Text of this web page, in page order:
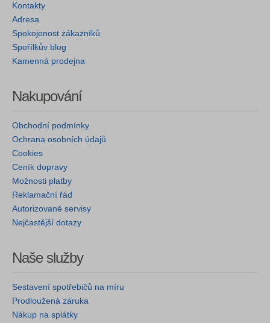
Kontakty
Adresa
Spokojenost zákazníků
Spořílkův blog
Kamenná prodejna
Nakupování
Obchodní podmínky
Ochrana osobních údajů
Cookies
Ceník dopravy
Možnosti platby
Reklamační řád
Autorizované servisy
Nejčastější dotazy
Naše služby
Sestavení spotřebičů na míru
Prodloužená záruka
Nákup na splátky